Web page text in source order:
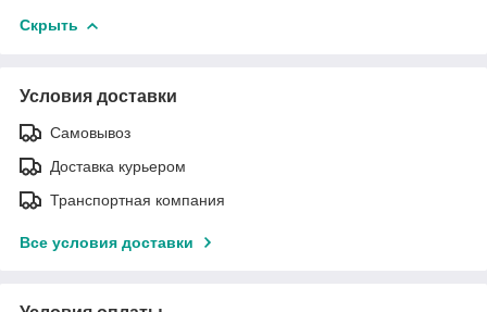
Скрыть
Условия доставки
Самовывоз
Доставка курьером
Транспортная компания
Все условия доставки